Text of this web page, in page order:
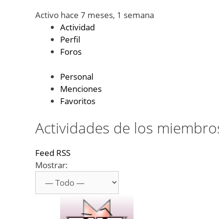
Activo hace 7 meses, 1 semana
Actividad
Perfil
Foros
Personal
Menciones
Favoritos
Actividades de los
Feed RSS
Mostrar: